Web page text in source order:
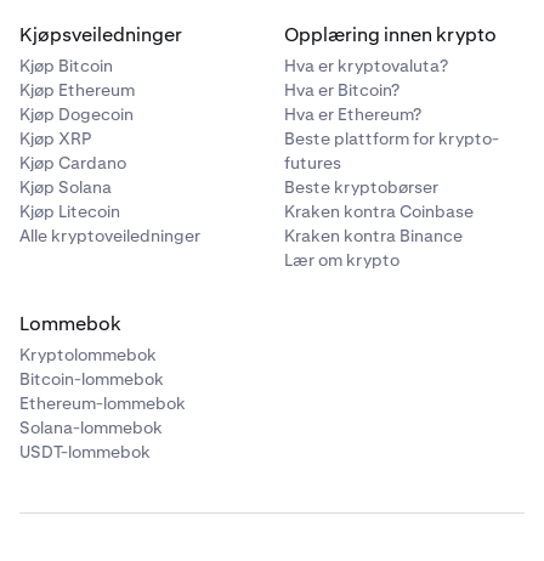
Kjøpsveiledninger
Kjøp Bitcoin
Kjøp Ethereum
Kjøp Dogecoin
Kjøp XRP
Kjøp Cardano
Kjøp Solana
Kjøp Litecoin
Alle kryptoveiledninger
Opplæring innen krypto
Hva er kryptovaluta?
Hva er Bitcoin?
Hva er Ethereum?
Beste plattform for krypto-
futures
Beste kryptobørser
Kraken kontra Coinbase
Kraken kontra Binance
Lær om krypto
Lommebok
Kryptolommebok
Bitcoin-lommebok
Ethereum-lommebok
Solana-lommebok
USDT-lommebok